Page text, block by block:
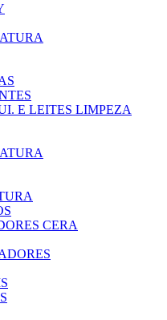
E LEITES LIMPEZA
CERA